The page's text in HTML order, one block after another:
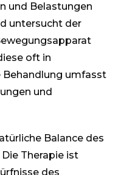
und Belastungen
untersucht der
oft in
Behandlung umfasst
und
Balance des
Therapie ist
des